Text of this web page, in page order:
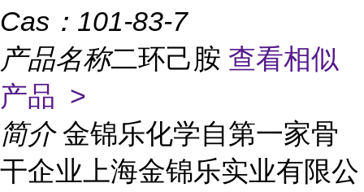
Cas： 101-83-7
产品名称二环己胺 查看相似
产品 >
简介 金锦乐化学自第一家骨
干企业上海金锦乐实业有限公